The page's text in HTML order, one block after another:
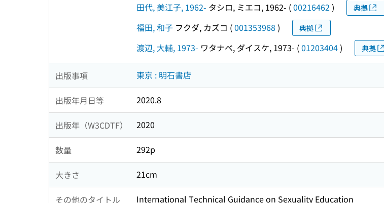
田代, 美江子, 1962- タシロ, ミエコ, 1962- (00216462 ) 典拠
福田, 和子 フクダ, カズコ (001353968 ) 典拠
渡辺, 大輔, 1973- ワタナベ, ダイスケ, 1973- (01203404) 典拠
出版事項 東京 : 明石書店
出版年月日等 2020.8
出版年（W3CDTF） 2020
数量 292p
大きさ 21cm
その他のタイトル International Technical Guidance on Sexuality Education